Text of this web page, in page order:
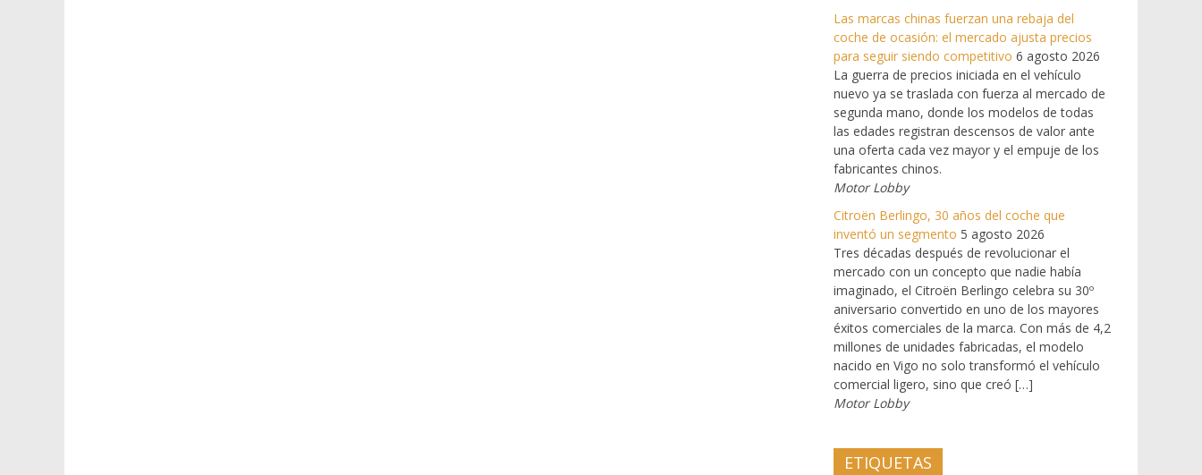
Las marcas chinas fuerzan una rebaja del
coche de ocasión: el mercado ajusta precios
para seguir siendo competitivo 6 agosto 2026
La guerra de precios iniciada en el vehículo
nuevo ya se traslada con fuerza al mercado de
segunda mano, donde los modelos de todas
las edades registran descensos de valor ante
una oferta cada vez mayor y el empuje de los
fabricantes chinos.
Motor Lobby
Citroën Berlingo, 30 años del coche que
inventó un segmento 5 agosto 2026
Tres décadas después de revolucionar el
mercado con un concepto que nadie había
imaginado, el Citroën Berlingo celebra su 30º
aniversario convertido en uno de los mayores
éxitos comerciales de la marca. Con más de 4,2
millones de unidades fabricadas, el modelo
nacido en Vigo no solo transformó el vehículo
comercial ligero, sino que creó […]
Motor Lobby
ETIQUETAS